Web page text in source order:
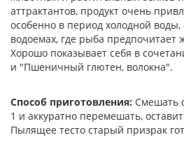
аттрактантов, продукт очень
особенно в период холодной воды,
водоемах, где рыба предпочитает
Хорошо показывает себя в
и "Пшеничный глютен, волокна".
Способ приготовления: Смешать
1 и аккуратно перемешать,
Пылящее тесто старый призрак